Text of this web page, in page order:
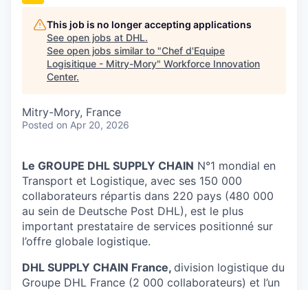
This job is no longer accepting applications
See open jobs at DHL.
See open jobs similar to "Chef d'Equipe
Logisitique - Mitry-Mory" Workforce Innovation
Center.
Mitry-Mory, France
Posted on Apr 20, 2026
Le GROUPE DHL SUPPLY CHAIN N°1 mondial en
Transport et Logistique, avec ses 150 000
collaborateurs répartis dans 220 pays (480 000
au sein de Deutsche Post DHL), est le plus
important prestataire de services positionné sur
l’offre globale logistique.
DHL SUPPLY CHAIN France, division logistique du
Groupe DHL France (2 000 collaborateurs) et l’un